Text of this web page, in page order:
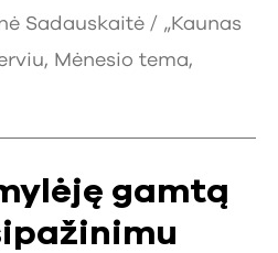
Sadauskaitė / „Kaunas
, Mėnesio tema,
gamtą